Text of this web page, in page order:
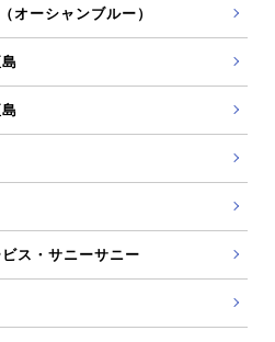
オーシャンブルー）
ス・サニーサニー